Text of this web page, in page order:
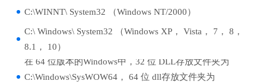
C:\WINNT\ System32 （Windows NT/2000）
C:\ Windows\ System32 （Windows XP， Vista， 7， 8，
8.1， 10）
在 64 位版本的Windows中，32 位 DLL存放文件夹为
C:\Windows\SysWOW64， 64 位 dll存放文件夹为